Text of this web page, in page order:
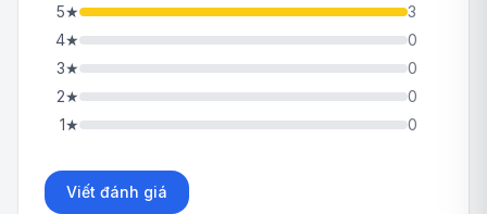
5★
3
4★
0
3★
0
2★
0
1★ 0
Viết đánh giá